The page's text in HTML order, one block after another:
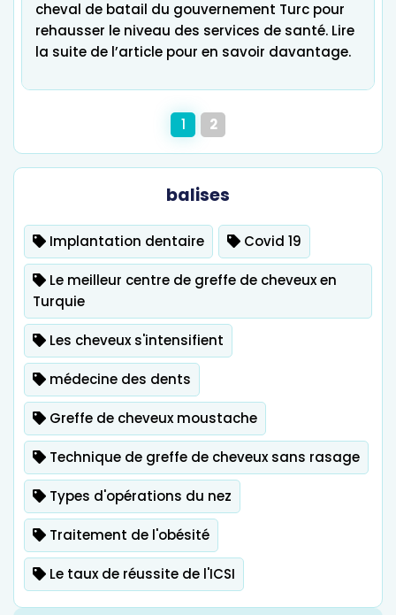
cheval de batail du gouvernement Turc pour
rehausser le niveau des services de santé. Lire
la suite de l’article pour en savoir davantage.
1 2
balises
Implantation dentaire Covid 19
Le meilleur centre de greffe de cheveux en
Turquie
Les cheveux s'intensifient
médecine des dents
Greffe de cheveux moustache
Technique de greffe de cheveux sans rasage
Types d'opérations du nez
Traitement de l'obésité
Le taux de réussite de l'ICSI